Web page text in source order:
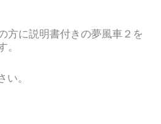
方に説明書付きの夢風車２を
。